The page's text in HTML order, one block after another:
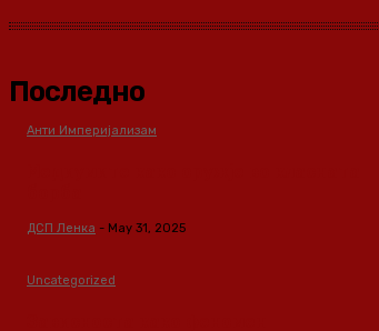
Последно
Анти Империјализам
ДСП Ленка - May 31, 2025
Uncategorized